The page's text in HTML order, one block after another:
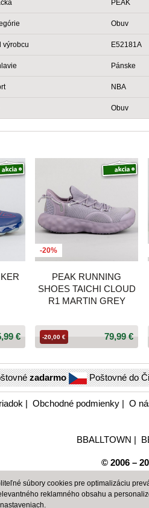
PEAK
Obuv
výrobcu E52181A
Pánske
NBA
Obuv
€
-20%
PEAK RUNNING
SHOES TAICHI CLOUD
R1 MARTIN GREY
79,99 €
-20,00 €
zadarmo Poštovné do
| Obchodné podmienky| O
BBALLTOWN |
© 2006 –
súbory cookies pre optimalizáciu
reklamného obsahu a
.